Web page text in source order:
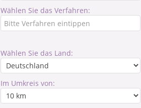
Wählen Sie das Verfahren:
Wählen Sie das Land:
Im Umkreis von: